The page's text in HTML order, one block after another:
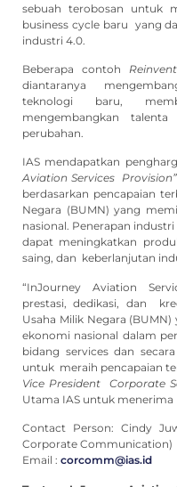
sebuah terobosan untuk
business cycle baru yang
industri 4.0.
Beberapa contoh
diantaranya
teknologi baru,
mengembangkan
perubahan.
IAS mendapatkan
Aviation Services Provision”
berdasarkan pencapaian
Negara (BUMN) yang
nasional. Penerapan
dapat meningkatkan
saing, dan keberlanjutan
“InJourney Aviation
prestasi, dedikasi, dan
Usaha Milik Negara
ekonomi nasional dalam
bidang services dan
untuk meraih pencapaian
Vice President Corporate
Utama IAS untuk
Contact Person: Cindy
Corporate Communication)
Email : corcomm@ias.id